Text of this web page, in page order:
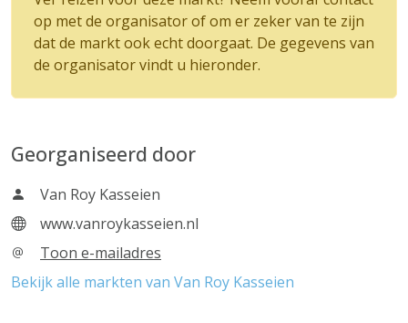
op met de organisator of om er zeker van te zijn
dat de markt ook echt doorgaat. De gegevens van
de organisator vindt u hieronder.
Georganiseerd door
Van Roy Kasseien
www.vanroykasseien.nl
Toon e-mailadres
Bekijk alle markten van Van Roy Kasseien